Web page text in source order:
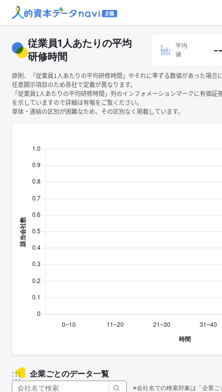
従業員1人あたりの平均
研修時間
平均
値
--
原則、「従業員1人あたりの平均研修時間」やそれに準ずる数値があった場合
任意開示項目のため各社で定義が異なります。
「従業員1人あたりの平均研修時間」列のインフォメーションマークに有価証
を示していますので詳細は有報をご覧ください。
単体・連結の区別が困難なため、その区別なく掲載しています。
企業ごとのデータ一覧
※会社名での検索対象は「企業